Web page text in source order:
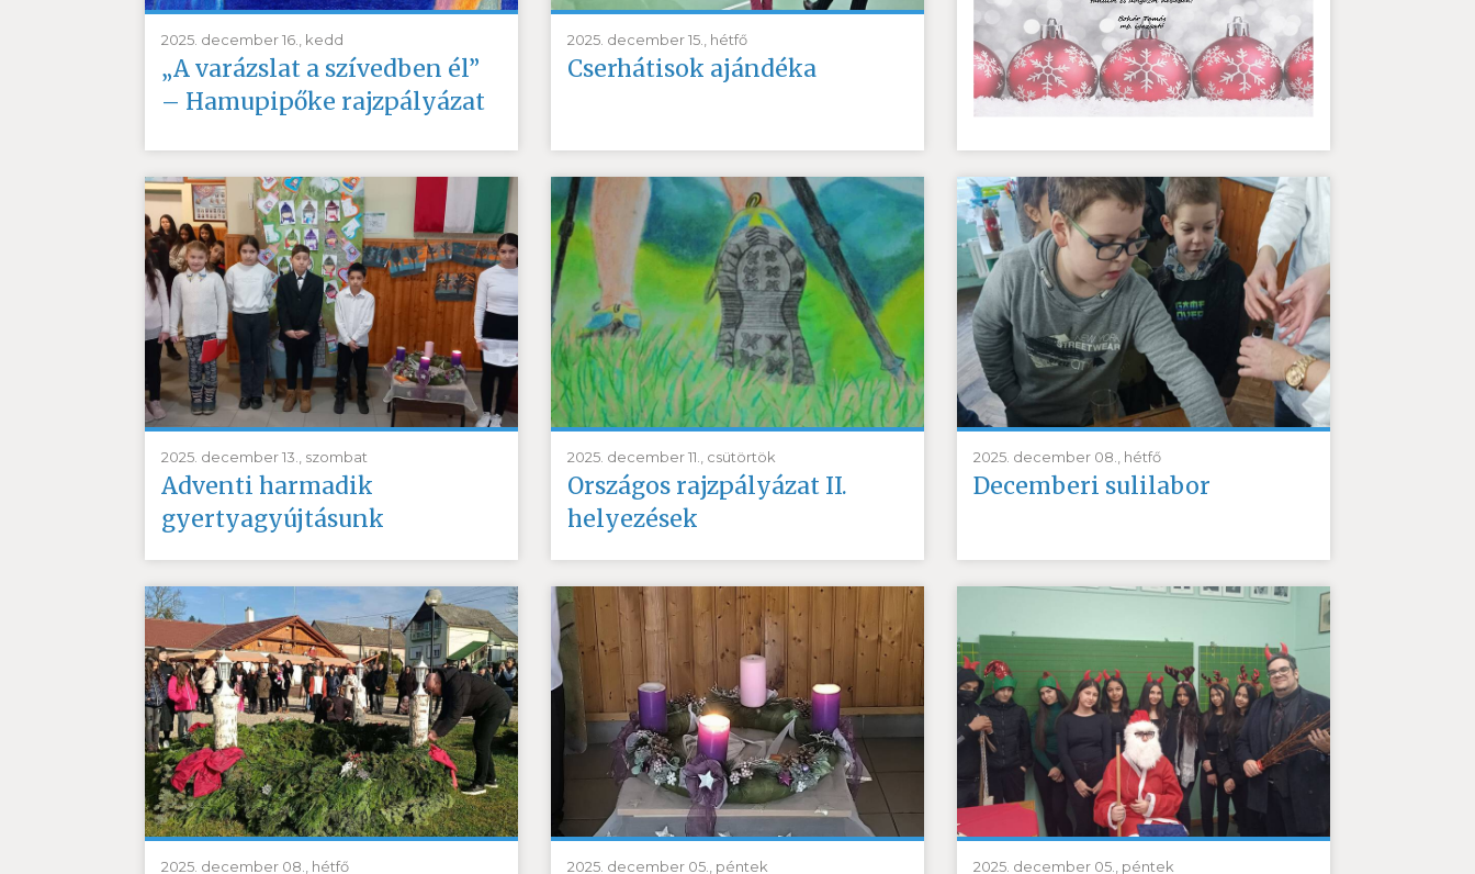
2025. december 16., kedd
„A varázslat a szívedben él”
– Hamupipőke rajzpályázat
2025. december 15., hétfő
Cserhátisok ajándéka
2025. december 13., szombat
Adventi harmadik
gyertyagyújtásunk
2025. december 11., csütörtök
Országos rajzpályázat II.
helyezések
2025. december 08., hétfő
Decemberi sulilabor
2025. december 08., hétfő 2025. december 05., péntek 2025. december 05., péntek